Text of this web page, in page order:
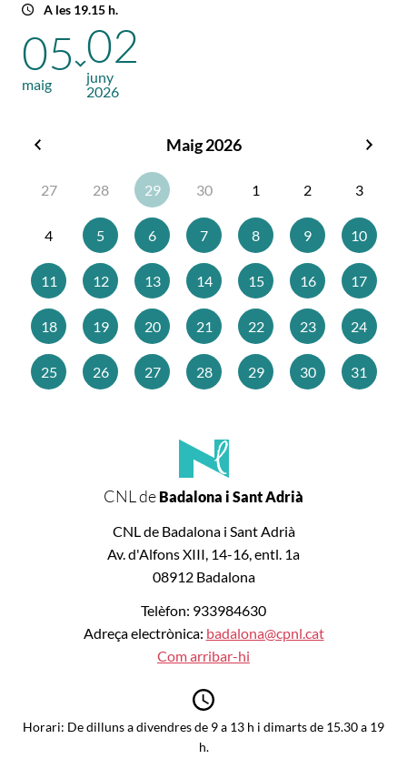
A les 19.15 h.
05
maig
02
juny
2026
Maig 2026
27
28 29 30 1 2 3
4 5 6 7 8 9 10
11 12 13 14 15 16 17
18 19 20 21 22 23 24
25 26 27 28 29 30 31
CNL de Badalona i Sant Adrià
CNL de Badalona i Sant Adrià
Av. d'Alfons XIII, 14-16, entl. 1a
08912 Badalona
Telèfon: 933984630
Adreça electrònica: badalona@cpnl.cat
Com arribar-hi
Horari: De dilluns a divendres de 9 a 13 h i dimarts de 15.30 a 19
h.